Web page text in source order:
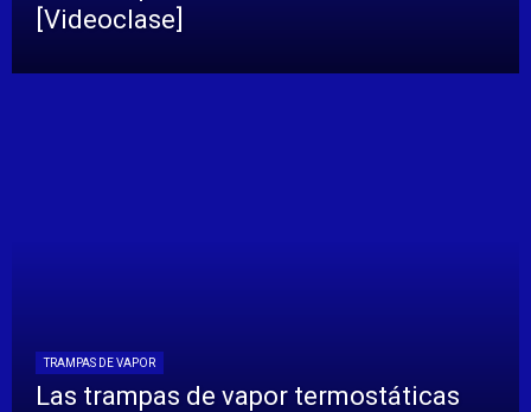
[Videoclase]
TRAMPAS DE VAPOR
Las trampas de vapor termostáticas